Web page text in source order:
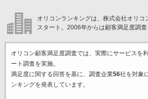
オリコンランキングは、株式会社オリコ
スタート。2006年からは顧客満足度調査
オリコン顧客満足度調査では、実際にサービスを
ート調査を実施。
満足度に関する回答を基に、調査企業56社を対象
ンキングを発表しています。